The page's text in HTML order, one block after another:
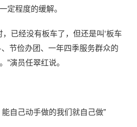
定程度的缓解。
，已经没有板车了，但还是叫‘板车
、节俭办团、一年四季服务群众的
”演员任翠红说。
能自己动手做的我们就自己做”